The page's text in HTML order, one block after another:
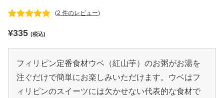
評価に基づ
価のうち、
(2 件のレビュー)
¥335 (税込)
フィリピン定番食材ウベ（紅山芋）のお粥がお湯を
注ぐだけで簡単にお楽しみいただけます。ウベはフ
ィリピンのスイーツには欠かせない代表的な食材で